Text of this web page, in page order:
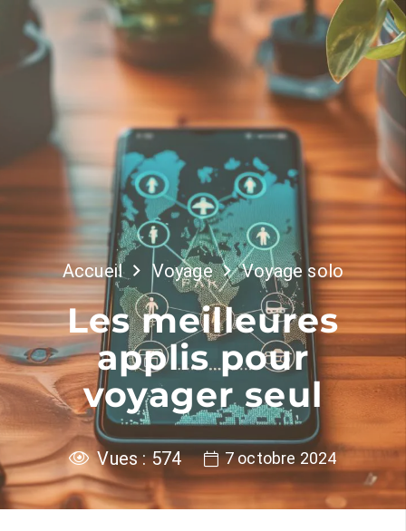
Accueil Voyage Voyage solo
Les meilleures
applis pour
voyager seul
Vues :574 7 octobre 2024